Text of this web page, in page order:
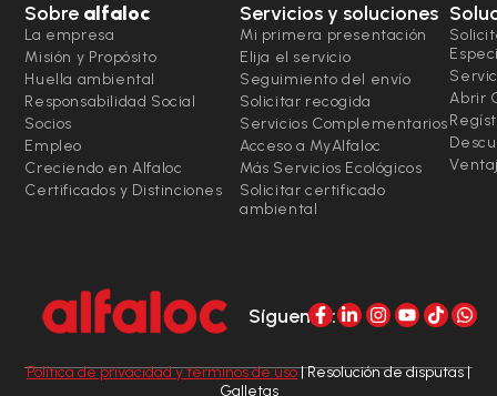
Sobre alfaloc
La empresa
Misión y Propósito
Huella ambiental
Responsabilidad Social
Socios
Empleo
Creciendo en Alfaloc
Certificados y Distinciones
Servicios y soluciones
Mi primera presentación
Elija el servicio
Seguimiento del envío
Solicitar recogida
Servicios Complementarios
Acceso a MyAlfaloc
Más Servicios Ecológicos
Solicitar certificado
ambiental
Abrir
Síguenos:
Política de privacidad y términos de uso| Resolución de disputas |
Galletas